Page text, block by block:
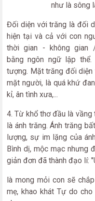
như là sông là
Đối diện với trăng là đối
hiện tại và cả với con
thời gian - không gian
bằng ngôn ngữ lập thể.
tượng. Mặt trăng đối
mặt người, là quá khứ
kỉ, ân tình xưa,...
4. Từ khổ thơ đầu là
là ánh trăng. Ánh trăng
lượng, sự im lặng của
Bình dị, mộc mạc nhưng
giản đơn đã thành đạo lí:
là mong mỏi con sẽ
mẹ, khao khát Tự do